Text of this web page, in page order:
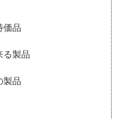
価品
る製品
製品